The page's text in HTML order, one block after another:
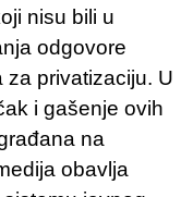
nisu bili u
odgovore
za privatizaciju. U
i gašenje ovih
na
obavlja